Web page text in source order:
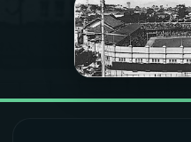
PROGRAMAS
PODCASTS